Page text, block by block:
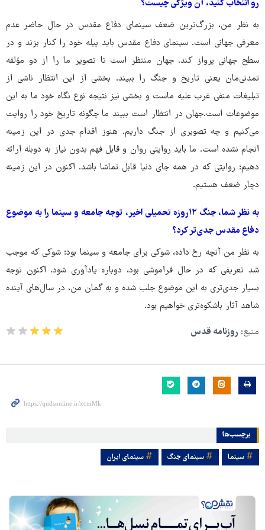
رو انتخاب کنید، آن ویژگی چیست؟
به ‌نظر من، بزرگ‌ترین ضعف سینمای دفاع مقدس در حال حاضر عدم
معرفی جهانی است. سینمای دفاع مقدس باید پیله‌ خود را کنار بزند و در
سطح جهانی پرواز کند. جهان منتظر است تا تصویر ما را از دو مؤلفه‌
تمدنی‌مان یعنی تاریخ و جنگ را ببیند. بخشی از این انتظار ناشی از
تبلیغات منفی غرب علیه ماست و بخشی نیز نتیجه‌ نوع نگاه خود ما به این
موضوعات است.جهان در انتظار است ببیند ما چگونه تاریخ خود را روایت
می‌کنیم و چه تصویری از جنگ داریم. هنوز اقدام جدی در این زمینه
انجام نشده است. ما باید روایتی روان و قابل ‌فهم بدون نیاز به دوبله ارائه
دهیم؛ روایتی که در همه‌ جای دنیا قابل تماشا باشد. اکنون در این زمینه
دچار ضعف هستیم.
به نظر شما، جنگ ۱۲روزه تحمیلی اخیر، توجه جامعه و سینما را به موضوع
دفاع مقدس جدی‌تر کرد؟
به ‌نظر من آنچه رخ داده، شوکی برای جامعه و سینما بود؛ شوکی که موجب
شد تعریفی که در حال فراموشی بود، دوباره یادآوری شود. اکنون توجه
بسیار جدی‌تری به این موضوع جلب شده و به گمان من، در سال‌های آینده
شاهد آثار باشکوه‌تری خواهیم بود.
منبع: روزنامه قدس
برچسب‌ها
سینما سینمای جنگ سینمای ایران